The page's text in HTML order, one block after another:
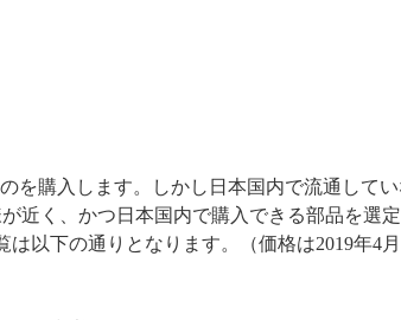
を購入します。しかし日本国内で流通して
近く、かつ日本国内で購入できる部品を選
以下の通りとなります。（価格は2019年4